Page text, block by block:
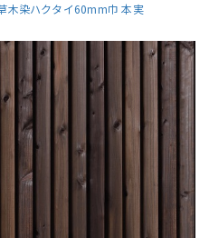
木染ハクタイ60mm巾 本実